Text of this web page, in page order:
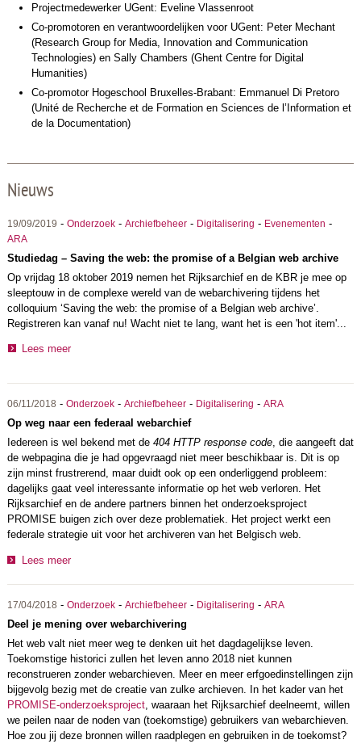
Projectmedewerker UGent: Eveline Vlassenroot
Co-promotoren en verantwoordelijken voor UGent: Peter Mechant
(Research Group for Media, Innovation and Communication
Technologies) en Sally Chambers (Ghent Centre for Digital
Humanities)
Co-promotor Hogeschool Bruxelles-Brabant: Emmanuel Di Pretoro
(Unité de Recherche et de Formation en Sciences de l’Information et
de la Documentation)
Nieuws
19/09/2019 - Onderzoek- Archiefbeheer- Digitalisering - Evenementen -
ARA
Studiedag – Saving the web: the promise of a Belgian web archive
Op vrijdag 18 oktober 2019 nemen het Rijksarchief en de KBR je mee op
sleeptouw in de complexe wereld van de webarchivering tijdens het
colloquium ‘Saving the web: the promise of a Belgian web archive’.
Registreren kan vanaf nu! Wacht niet te lang, want het is een 'hot item'...
Lees meer
06/11/2018 - Onderzoek- Archiefbeheer- Digitalisering - ARA
Op weg naar een federaal webarchief
Iedereen is wel bekend met de 404 HTTP response code, die aangeeft dat
de webpagina die je had opgevraagd niet meer beschikbaar is. Dit is op
zijn minst frustrerend, maar duidt ook op een onderliggend probleem:
dagelijks gaat veel interessante informatie op het web verloren. Het
Rijksarchief en de andere partners binnen het onderzoeksproject
PROMISE buigen zich over deze problematiek. Het project werkt een
federale strategie uit voor het archiveren van het Belgisch web.
Lees meer
17/04/2018 - Onderzoek- Archiefbeheer- Digitalisering - ARA
Deel je mening over webarchivering
Het web valt niet meer weg te denken uit het dagdagelijkse leven.
Toekomstige historici zullen het leven anno 2018 niet kunnen
reconstrueren zonder webarchieven. Meer en meer erfgoedinstellingen zijn
bijgevolg bezig met de creatie van zulke archieven. In het kader van het
PROMISE-onderzoeksproject, waaraan het Rijksarchief deelneemt, willen
we peilen naar de noden van (toekomstige) gebruikers van webarchieven.
Hoe zou jij deze bronnen willen raadplegen en gebruiken in de toekomst?